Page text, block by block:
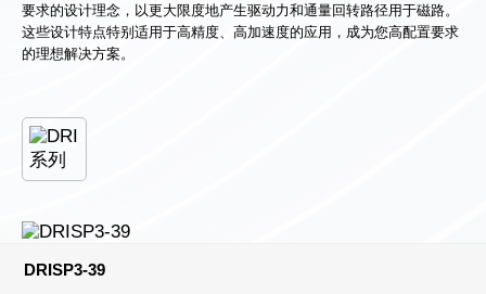
要求的设计理念，以更大限度地产生驱动力和通量回转路径用于磁路。
这些设计特点特别适用于高精度、高加速度的应用，成为您高配置要求
的理想解决方案。
DRISP3-39